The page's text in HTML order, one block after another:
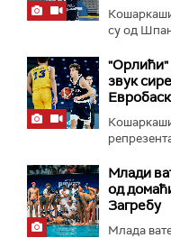
су од
"Орлићи"
звук
Млади
од
Загребу
Млада